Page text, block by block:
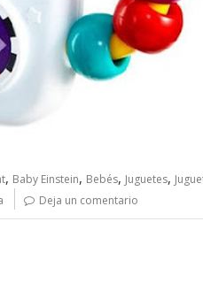
, Baby Einstein, Bebés, Juguetes,
Deja un comentario